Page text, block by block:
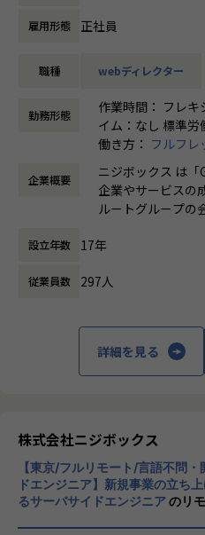
っています。
ナレッジ向上施策として、動画
さらに、業界の牽引者をメンタ
す。
★ニジボックスでのワークスタ
ご参照ください
メンバーや社内の雰囲気、自由
環境を感じていただけた
om/companies/nijibox/feed
s/nijibox
【業務の変更の範囲】
業務内容
のWebディレクションをお任せい
＜企画・要件定義フェーズ＞
-プロジェクトの目的、課題、
ビス利用者の利用頻度を上げる
者と会議に参加)
- 企画責任者が立案した施策内容
議論し、必要に応じて施策内容の
現が可能か？工数がどれほどかか
-納品までの制作進行管理
- ユーザー受け入れテスト、品質
- 施策実行後の効果測定
※一部UXデザイン業務(定性・定
がございます
やりがい/魅力/醍醐味
雇用形態 正社員
職種 webディレクター
勤務形態
作業時間： フレキ
イム：な
働き方： フルフレ
時間外労働の有無
間）
休憩時間： 60分
企業概要
ニジボックス は「
企業やサービスの
ルートグループの
ングなどを通じて
私たちはこの言葉
す。
とらえること。
期待を大きく超え
すこと。皆さまが
きに、
真っ先にニジボッ
けることを目指し
設立年数 17年
従業員数 297人
詳細を見る
株式会社ニジボックス
【東京/フルリモート/言語不問
ドエンジニア】新規事業の立ち
るサーバサイドエンジニアのリ